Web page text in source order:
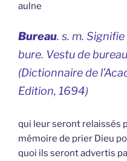
aulne
Bureau. s. m.
bure. Vestu de
(Dictionnaire de
Edition, 1694)
qui leur seront relaissés
mémoire de prier Dieu
quoi ils seront advertis